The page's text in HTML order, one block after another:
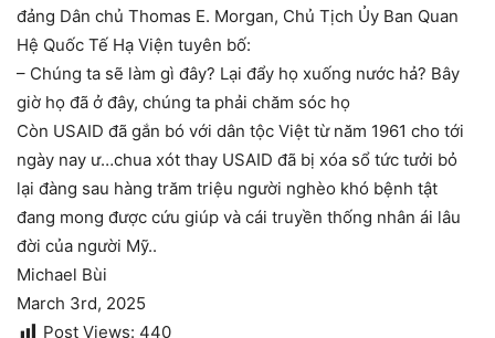
đảng Dân chủ Thomas E. Morgan, Chủ Tịch Ủy Ban Quan
Hệ Quốc Tế Hạ Viện tuyên bố:
– Chúng ta sẽ làm gì đây? Lại đẩy họ xuống nước hả? Bây
giờ họ đã ở đây, chúng ta phải chăm sóc họ
Còn USAID đã gắn bó với dân tộc Việt từ năm 1961 cho tới
ngày nay ư…chua xót thay USAID đã bị xóa sổ tức tưởi bỏ
lại đàng sau hàng trăm triệu người nghèo khó bệnh tật
đang mong được cứu giúp và cái truyền thống nhân ái lâu
đời của người Mỹ..
Michael Bùi
March 3rd, 2025
Post Views: 440